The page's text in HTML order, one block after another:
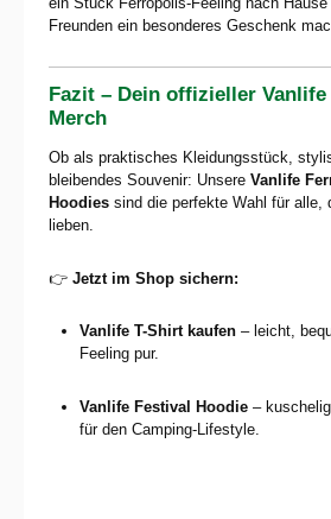
Freunden ein besonderes Geschenk
Fazit – Dein offizieller
Merch
Ob als praktisches Kleidungsstück,
bleibendes Souvenir: Unsere Vanlife
Hoodies sind die perfekte Wahl für alle,
lieben.
👉 Jetzt im Shop sichern:
Vanlife T-Shirt kaufen– leicht,
Feeling pur.
Vanlife Festival Hoodie–
für den Camping-Lifestyle.